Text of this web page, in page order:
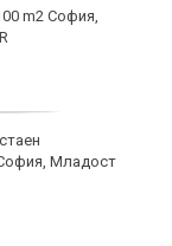
m2 София,
Младост